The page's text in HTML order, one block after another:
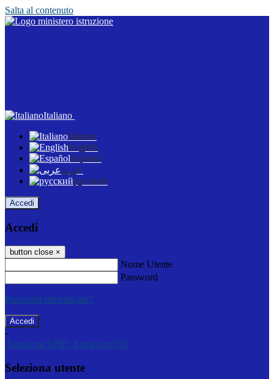
Salta al contenuto
Italiano
Italiano
English
Español
عربى
русский
Accedi
Accedi
button close ×
Nome Utente
Password
Password dimenticata?
-
Entra con SPID Entra con CIE
Seleziona utente